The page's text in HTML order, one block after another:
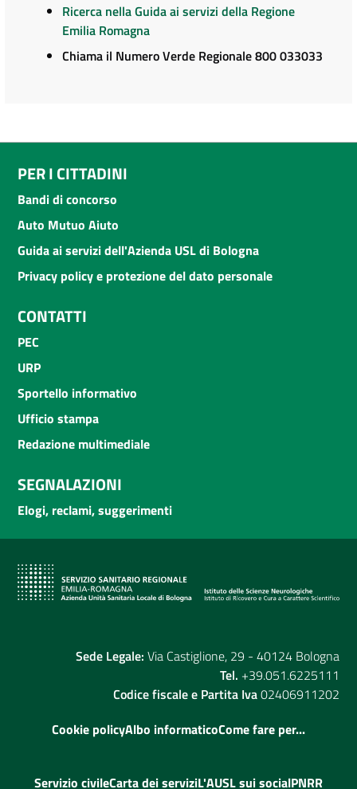
Ricerca nella Guida ai servizi della Regione
Emilia Romagna
Chiama il Numero Verde Regionale 800 033033
PER I CITTADINI
Bandi di concorso
Auto Mutuo Aiuto
Guida ai servizi dell'Azienda USL di Bologna
Privacy policy e protezione del dato personale
CONTATTI
PEC
URP
Sportello informativo
Ufficio stampa
Redazione multimediale
SEGNALAZIONI
Elogi, reclami, suggerimenti
Sede Legale: Via Castiglione, 29 - 40124 Bologna
Tel. +39.051.6225111
Codice fiscale e Partita Iva02406911202
Cookie policyAlbo informaticoCome fare per...
Servizio civileCarta dei serviziL'AUSL sui socialPNRR